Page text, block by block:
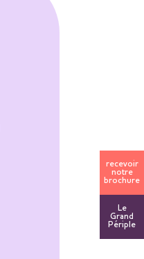
recevoir
notre
brochure
Le
Grand
Périple